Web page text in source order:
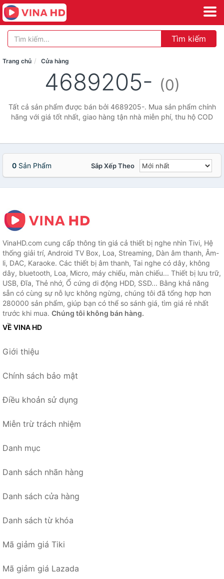
Tìm kiếm
Trang chủ Cửa hàng
4689205- (0)
Tất cả sản phẩm được bán bởi 4689205-. Mua sản phẩm chính
hãng với giá tốt nhất, giao hàng tận nhà miễn phí, thu hộ COD
0 Sản Phẩm Sắp Xếp Theo
VinaHD.com cung cấp thông tin giá cả thiết bị nghe nhìn Tivi, Hệ
thống giải trí, Android TV Box, Loa, Streaming, Dàn âm thanh, Âm-
li, DAC, Karaoke. Các thiết bị âm thanh, Tai nghe có dây, không
dây, bluetooth, Loa, Micro, máy chiếu, màn chiếu... Thiết bị lưu trữ,
USB, Đĩa, Thẻ nhớ, Ổ cứng di động HDD, SSD... Bằng khả năng
sẵn có cùng sự nỗ lực không ngừng, chúng tôi đã tổng hợp hơn
280000 sản phẩm, giúp bạn có thể so sánh giá, tìm giá rẻ nhất
trước khi mua. Chúng tôi không bán hàng.
VỀ VINA HD
Giới thiệu
Chính sách bảo mật
Điều khoản sử dụng
Miễn trừ trách nhiệm
Danh mục
Danh sách nhãn hàng
Danh sách cửa hàng
Danh sách từ khóa
Mã giảm giá Tiki
Mã giảm giá Lazada